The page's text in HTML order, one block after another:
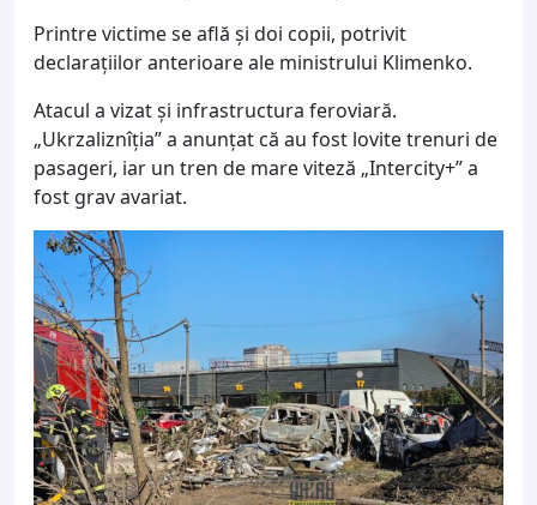
Printre victime se află și doi copii, potrivit
declarațiilor anterioare ale ministrului Klimenko.
Atacul a vizat și infrastructura feroviară.
„Ukrzaliznîția” a anunțat că au fost lovite trenuri de
pasageri, iar un tren de mare viteză „Intercity+” a
fost grav avariat.